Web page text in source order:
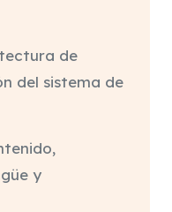
de
del sistema de
y